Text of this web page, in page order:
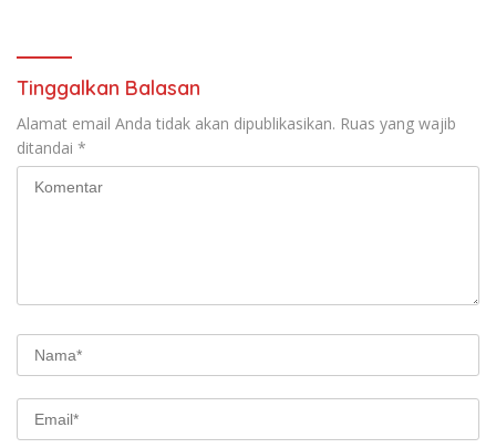
Tinggalkan Balasan
Alamat email Anda tidak akan dipublikasikan. Ruas yang wajib
ditandai *